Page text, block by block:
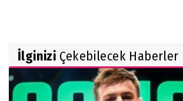
İlginizi Çekebilecek Haberler